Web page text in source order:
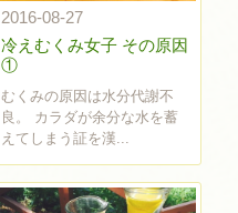
2016-08-27
冷えむくみ女子 その原因
①
むくみの原因は水分代謝不
良。 カラダが余分な水を蓄
えてしまう証を漢...